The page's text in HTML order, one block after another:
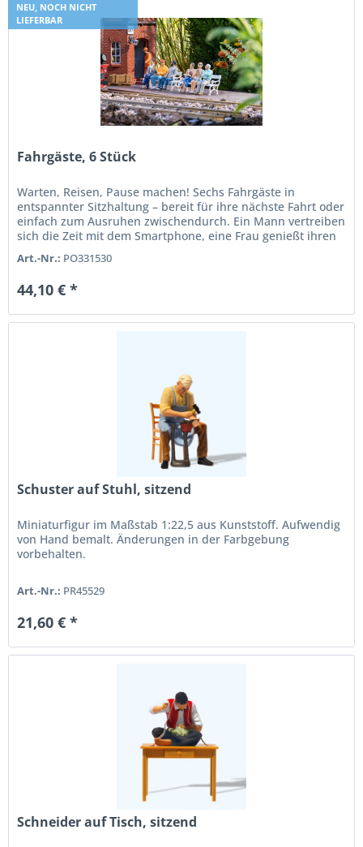
NEU, NOCH NICHT
LIEFERBAR
Fahrgäste, 6 Stück
Warten, Reisen, Pause machen! Sechs Fahrgäste in
entspannter Sitzhaltung – bereit für ihre nächste Fahrt oder
einfach zum Ausruhen zwischendurch. Ein Mann vertreiben
sich die Zeit mit dem Smartphone, eine Frau genießt ihren
Art.-Nr.: PO331530
44,10 € *
Schuster auf Stuhl, sitzend
Miniaturfigur im Maßstab 1:22,5 aus Kunststoff. Aufwendig
von Hand bemalt. Änderungen in der Farbgebung
vorbehalten.
Art.-Nr.: PR45529
21,60 € *
Schneider auf Tisch, sitzend